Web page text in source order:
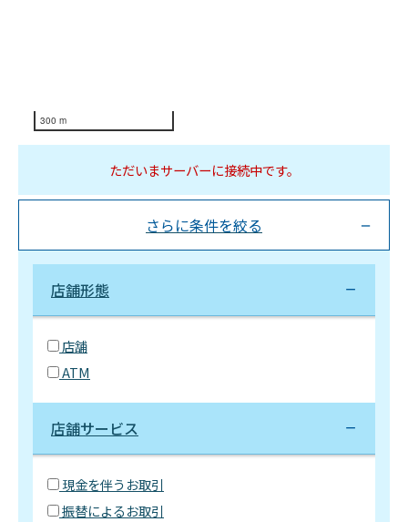
300 m
ただいまサーバーに接続中です。
さらに条件を絞る
店舗形態
店舗
ATM
店舗サービス
現金を伴うお取引
振替によるお取引